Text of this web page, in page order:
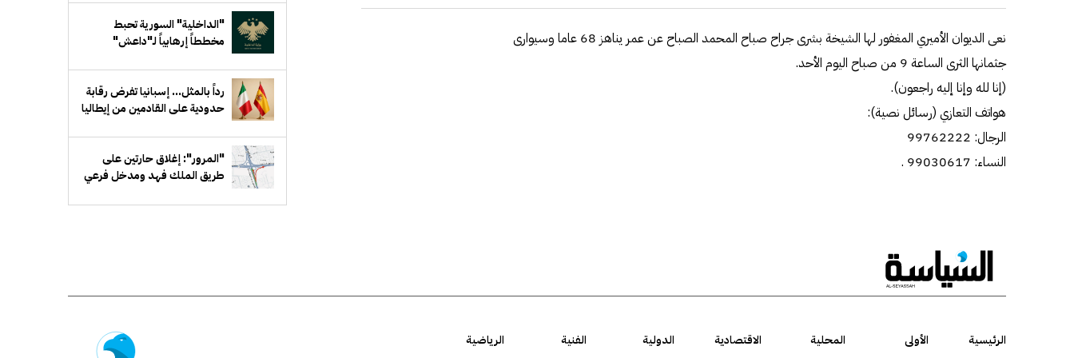
نعى الديوان الأميري المغفور لها الشيخة بشرى جراح صباح المحمد الصباح عن عمر يناهز 68 عاما وسيوارى
جثمانها الثرى الساعة 9 من صباح اليوم الأحد.
(إنا لله وإنا إليه راجعون).
هواتف التعازي (رسائل نصية):
الرجال: 99762222
النساء: 99030617 .
"الداخلية" السورية تحبط
مخططاً إرهابياً لـ"داعش"
دمشق
رداً بالمثل... إسبانيا تفرض رقابة
حدودية على القادمين من إيطاليا
"المرور": إغلاق حارتين على
طريق الملك فهد ومدخل فرعي
الرئيسية الأولى المحلية الاقتصادية الدولية الفنية
الرياضية